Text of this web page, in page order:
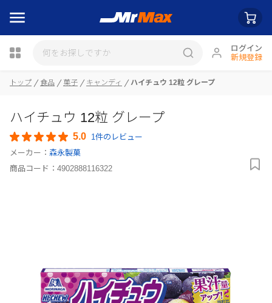
ログイン
新規登録
トップ 食品 菓子 キャンディ ハイチュウ 12粒 グレープ
ハイチュウ 12粒 グレープ
5.0 1件のレビュー
メーカー： 森永製菓
商品コード： 4902888116322